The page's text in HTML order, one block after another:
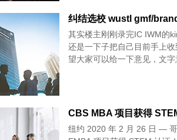
其实楼主刚刚录完IC IWM的
还是一下子把自己目前手上收
望大家可以给一下意见，文
CBS MBA 项目获得
纽约 2020 年 2 月 26 日 —